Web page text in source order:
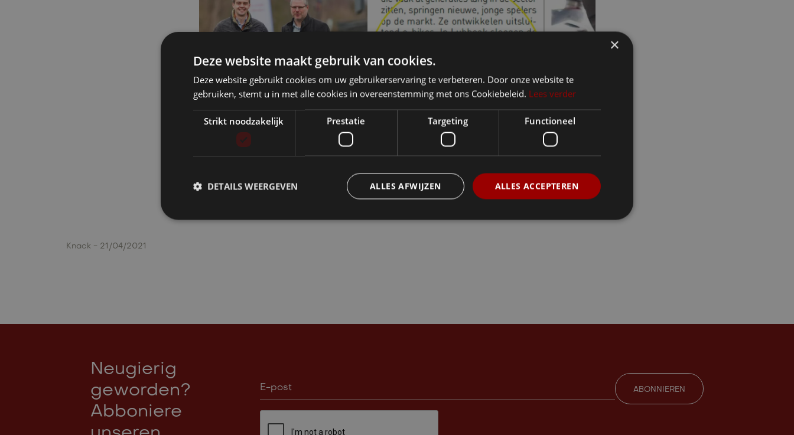
Knack - 21/04/2021
Neugierig
geworden?
Abboniere
×
Deze website maakt gebruik van cookies.
Deze website gebruikt cookies om uw gebruikerservaring te verbeteren. Door onze website te
gebruiken, stemt u in met alle cookies in overeenstemming met ons Cookiebeleid. Lees verder
Strikt noodzakelijk Prestatie Targeting Functioneel
ALLES ACCEPTEREN
ALLES AFWIJZEN
DETAILS WEERGEVEN